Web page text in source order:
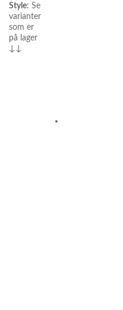
Style: Se
varianter
som er
på lager
↓↓